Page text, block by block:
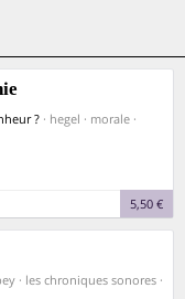
? · hegel · morale ·
5,50 €
· les chroniques sonores ·